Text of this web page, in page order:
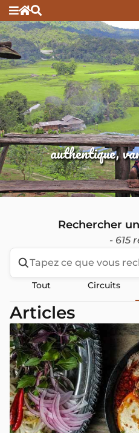
authentique,
Rechercher
- 615
Tout Circuits
Articles